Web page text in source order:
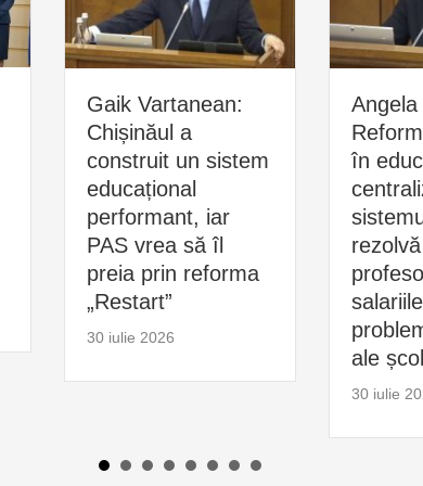
Gaik Vartanean:
Chișinăul a
construit un sistem
educațional
performant, iar
PAS vrea să îl
preia prin reforma
„Restart”
30 iulie 2026
în
ale
30 iulie